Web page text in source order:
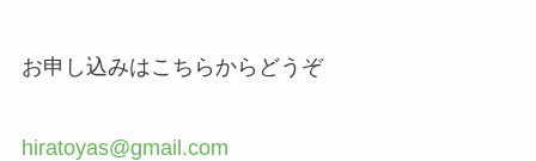
お申し込みはこちらからどうぞ
hiratoyas@gmail.com